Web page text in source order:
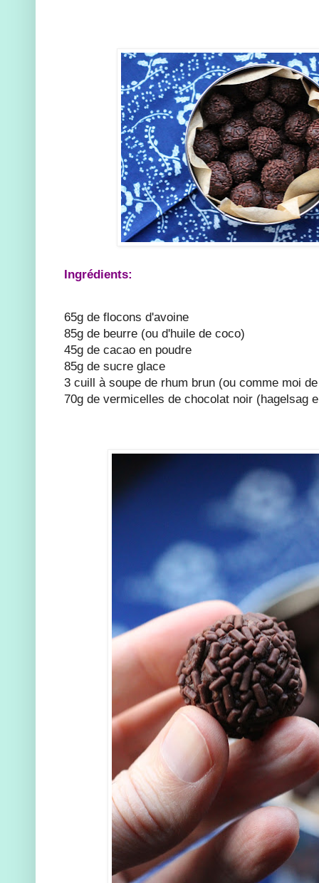
Ingrédients:
65g de flocons d'avoine
85g de beurre (ou d'huile de coco)
45g de cacao en poudre
85g de sucre glace
3 cuill à soupe de rhum brun (ou comme moi
70g de vermicelles de chocolat noir (hagelsag